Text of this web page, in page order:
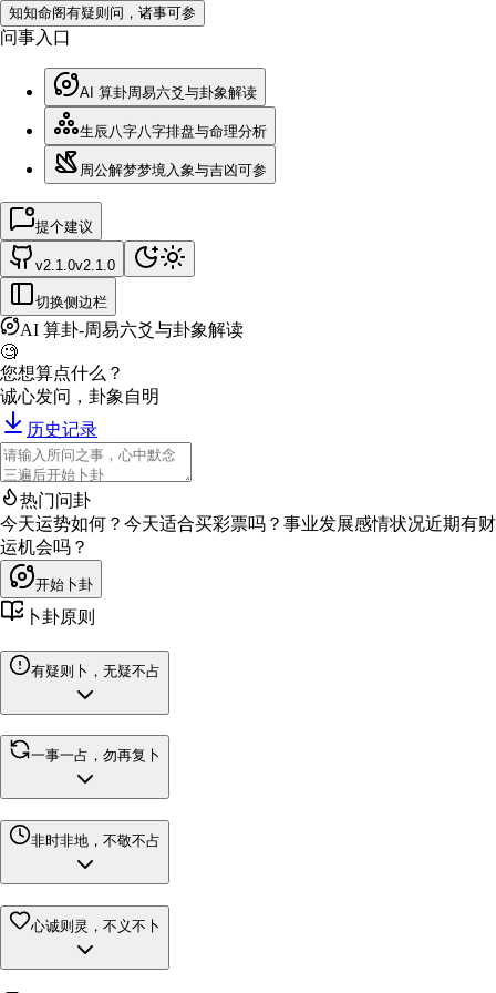
知知命阁有疑则问，诸事可参
问事入口
AI 算卦周易六爻与卦象解读
生辰八字八字排盘与命理分析
周公解梦梦境入象与吉凶可参
提个建议
v2.1.0v2.1.0
切换侧边栏
AI 算卦-周易六爻与卦象解读
🧐
您想算点什么？
诚心发问，卦象自明
历史记录
热门问卦
今天运势如何？ 今天适合买彩票吗？ 事业发展感情状况近期有财
运机会吗？
开始卜卦
卜卦原则
有疑则卜，无疑不占
一事一占，勿再复卜
非时非地，不敬不占
心诚则灵，不义不卜